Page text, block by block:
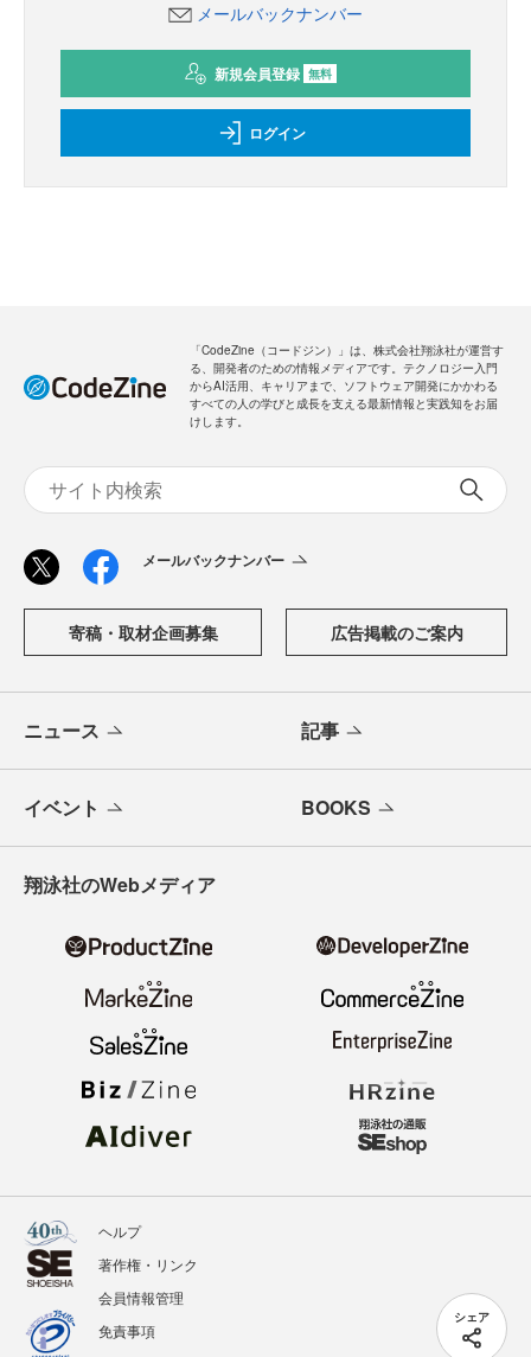
シェア
メールバックナンバー
新規会員登録 無料
ログイン
「CodeZine（コードジン）」は、株式会社翔泳社が運営す
る、開発者のための情報メディアです。テクノロジー入門
からAI活用、キャリアまで、ソフトウェア開発にかかわる
すべての人の学びと成長を支える最新情報と実践知をお届
けします。
メールバックナンバー
寄稿・取材企画募集 広告掲載のご案内
ニュース 記事
イベント BOOKS
翔泳社のWebメディア
ヘルプ
著作権・リンク
会員情報管理
免責事項